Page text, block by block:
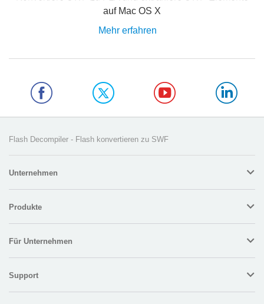
auf Mac OS X
Mehr erfahren
Flash Decompiler - Flash konvertieren zu SWF
Unternehmen
Produkte
Für Unternehmen
Support